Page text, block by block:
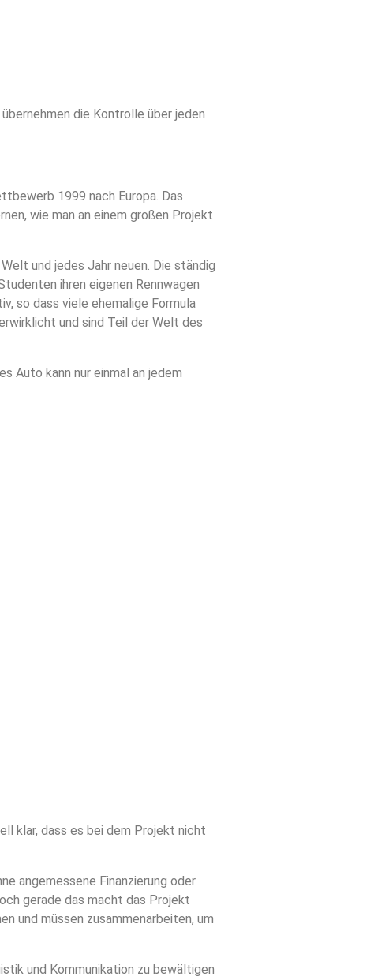
die Kontrolle über jeden
1999 nach Europa. Das
wie man an einem großen Projekt
und jedes Jahr neuen. Die ständig
ihren eigenen Rennwagen
so dass viele ehemalige Formula
und sind Teil der Welt des
Auto kann nur einmal an jedem
klar, dass es bei dem Projekt nicht
angemessene Finanzierung oder
gerade das macht das Projekt
und müssen zusammenarbeiten, um
und Kommunikation zu bewältigen